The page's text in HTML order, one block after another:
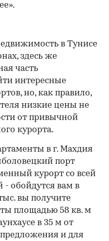
в Тунисе
здесь же
часть
интересные
но, как правило,
низкие цены не
от привычной
курорта.
в г. Махдия
порт
курорт со всей
обойдутся вам в
вы получите
площадью 58 кв. м
в 35 м от
и для